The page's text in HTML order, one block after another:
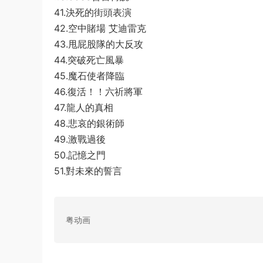
41.決死的街頭表演
42.空中賭場 艾迪雷克
43.甩屁股隊的大反攻
44.突破死亡風暴
45.魔石使者降臨
46.復活！！六祈將軍
47.龍人的真相
48.悲哀的銀術師
49.激戰過後
50.記憶之門
51.對未來的誓言
粤动画